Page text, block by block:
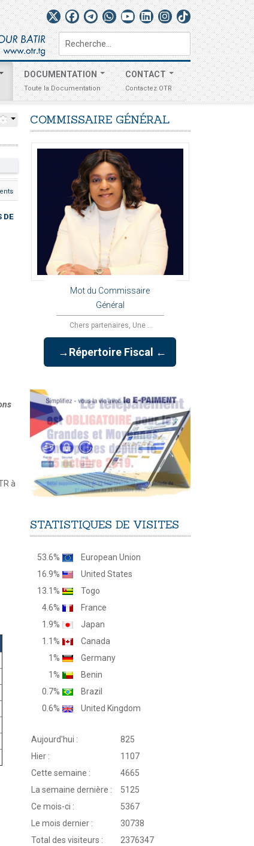
Rechercher
DOCUMENTATION
Toute la Documentation
CONTACT
Contactez OTR
DE
à
COMMISSAIRE GÉNÉRAL
Mot du Commissaire
Général
Chers partenaires, Une ...
→Répertoire Fiscal ←
STATISTIQUES DE VISITES
53.6%
European Union
16.9%
United States
13.1%
Togo
4.6%
France
1.9%
Japan
1.1%
Canada
1%
Germany
1%
Benin
0.7%
Brazil
0.6%
United Kingdom
Aujourd'hui :
825
Hier :
1107
Cette semaine :
4665
La semaine dernière :
5125
Ce mois-ci :
5367
Le mois dernier :
30738
Total des visiteurs :
2376347